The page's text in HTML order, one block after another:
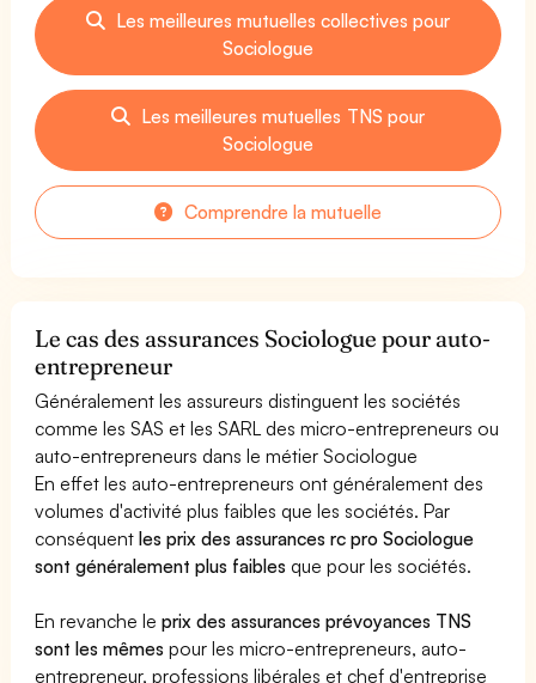
Les meilleures mutuelles collectives pour
Sociologue
Les meilleures mutuelles TNS pour
Sociologue
Comprendre la mutuelle
Le cas des assurances Sociologue pour auto-
entrepreneur
Généralement les assureurs distinguent les sociétés
comme les SAS et les SARL des micro-entrepreneurs ou
auto-entrepreneurs dans le métier Sociologue
En effet les auto-entrepreneurs ont généralement des
volumes d'activité plus faibles que les sociétés. Par
conséquentles prix des assurances rc pro Sociologue
sont généralement plus faibles que pour les sociétés.
En revanche leprix des assurances prévoyances TNS
sont les mêmes pour les micro-entrepreneurs, auto-
entrepreneur, professions libérales et chef d'entreprise